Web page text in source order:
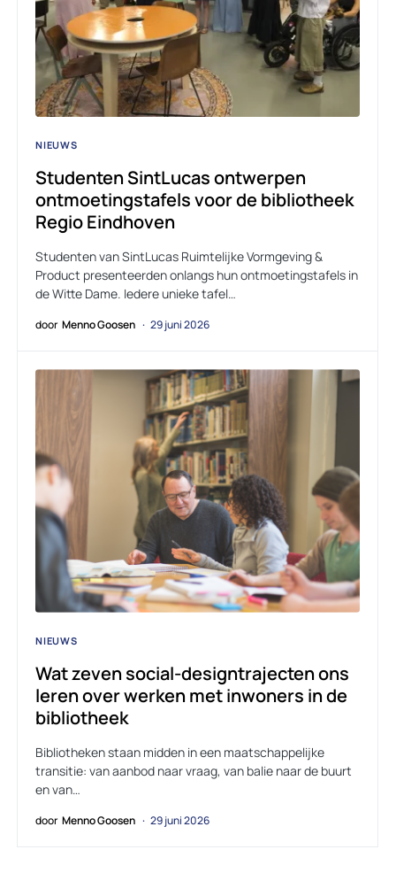
NIEUWS
Studenten SintLucas ontwerpen
ontmoetingstafels voor de bibliotheek
Regio Eindhoven
Studenten van SintLucas Ruimtelijke Vormgeving &
Product presenteerden onlangs hun ontmoetingstafels in
de Witte Dame. Iedere unieke tafel…
door Menno Goosen 29 juni 2026
NIEUWS
Wat zeven social-designtrajecten ons
leren over werken met inwoners in de
bibliotheek
Bibliotheken staan midden in een maatschappelijke
transitie: van aanbod naar vraag, van balie naar de buurt
en van…
door Menno Goosen 29 juni 2026